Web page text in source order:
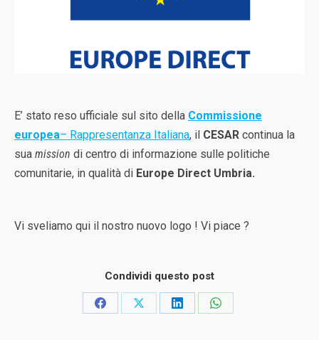
E’ stato reso ufficiale sul sito della Commissione
europea– Rappresentanza Italiana, il CESAR continua la
sua mission di centro di informazione sulle politiche
comunitarie, in qualità di Europe Direct Umbria.
Vi sveliamo qui il nostro nuovo logo ! Vi piace ?
Condividi questo post
CondividiCondividiCondividiCondividi